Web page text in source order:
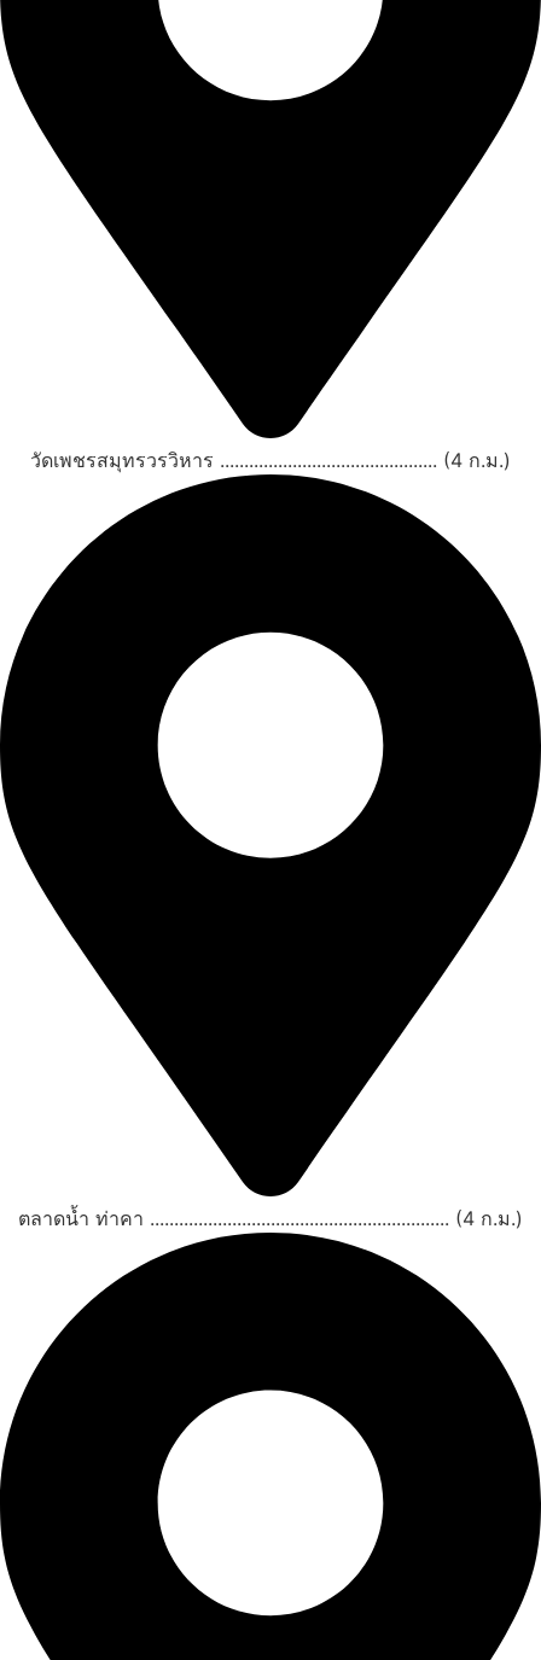
วัดเพชรสมุทรวรวิหาร ............................................. (4 ก.ม.)
ตลาดน้ำ ท่าคา .............................................................. (4 ก.ม.)